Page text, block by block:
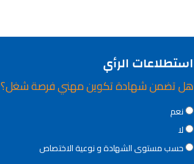
استطلاعات الرأي
هل تضمن شهادة تكوين مهني فرصة شغل؟
Choices
نعم
لا
حسب مستوى الشهادة و نوعية الاختصاص